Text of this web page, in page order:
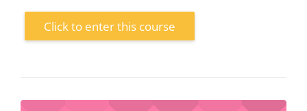
Click to enter this course